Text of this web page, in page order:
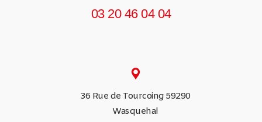
03 20 46 04 04
36 Rue de Tourcoing 59290
Wasquehal